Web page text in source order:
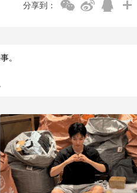
分享到：
。